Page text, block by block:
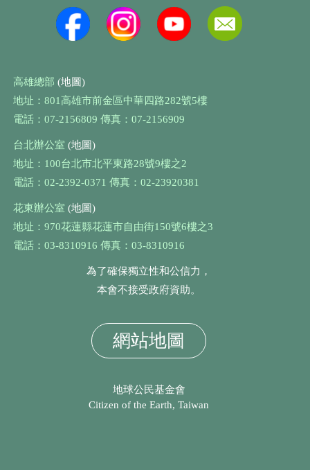
高雄總部 (地圖)
地址：801高雄市前金區中華四路282號5樓
電話：07-2156809 傳真：07-2156909
台北辦公室 (地圖)
地址：100台北市北平東路28號9樓之2
電話：02-2392-0371 傳真：02-23920381
花東辦公室 (地圖)
地址：970花蓮縣花蓮市自由街150號6樓之3
電話：03-8310916 傳真：03-8310916
為了確保獨立性和公信力，
本會不接受政府資助。
網站地圖
地球公民基金會
Citizen of the Earth, Taiwan